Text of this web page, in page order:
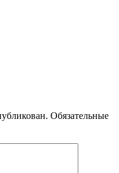
Обязательные